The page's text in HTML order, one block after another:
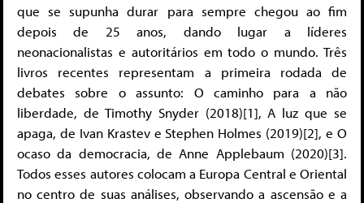
que se supunha durar para sempre chegou ao fim
depois de 25 anos, dando lugar a líderes
neonacionalistas e autoritários em todo o mundo. Três
livros recentes representam a primeira rodada de
debates sobre o assunto: O caminho para a não
liberdade, de Timothy Snyder (2018)[1], A luz que se
apaga, de Ivan Krastev e Stephen Holmes (2019)[2], e O
ocaso da democracia, de Anne Applebaum (2020)[3].
Todos esses autores colocam a Europa Central e Oriental
no centro de suas análises, observando a ascensão e a